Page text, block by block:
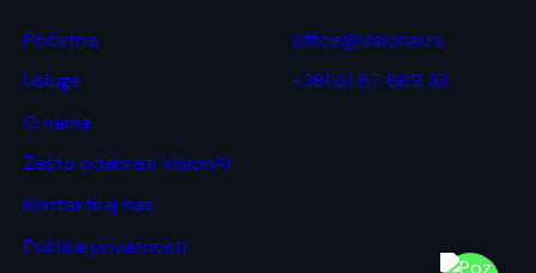
Početna
Usluge
O nama
Zašto odabrati VisionAI
Kontaktiraj nas
Politika privatnosti
office@visionai.rs
+381 61 67 669 33